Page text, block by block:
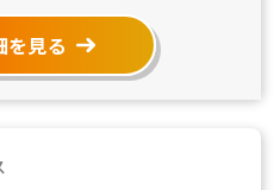
を見る